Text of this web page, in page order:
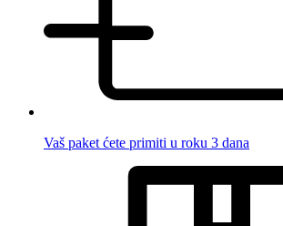
Vaš paket ćete primiti u roku 3 dana